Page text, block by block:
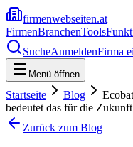
firmenwebseiten.at
FirmenBranchenTools
SucheAnmeldenFirma
Menü öffnen
Startseite Blog
bedeutet das für die
Zurück zum Blog